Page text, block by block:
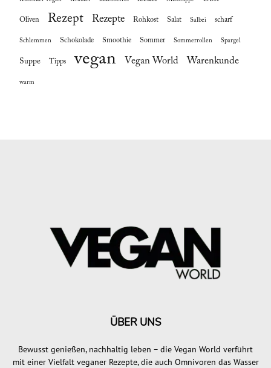
Oliven Rezept Rezepte Rohkost Salat Salbei scharf
Schlemmen Schokolade Smoothie Sommer Sommerrollen Spargel
Suppe Tipps vegan Vegan World Warenkunde
warm
ÜBER UNS
Bewusst genießen, nachhaltig leben – die Vegan World verführt
mit einer Vielfalt veganer Rezepte, die auch Omnivoren das Wasser